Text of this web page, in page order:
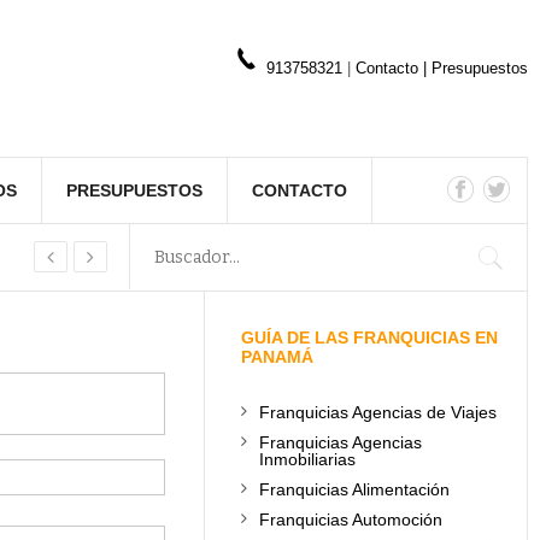
913758321 Contacto Presupuestos
PRESUPUESTOS CONTACTO
GUÍA DE LAS FRANQUICIAS EN
PANAMÁ
Franquicias Agencias de Viajes
Franquicias Agencias
Inmobiliarias
Franquicias Alimentación
Franquicias Automoción